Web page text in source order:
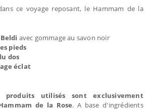
ce voyage reposant, le Hammam de la
avec gommage au savon noir
pieds
dos
éclat
produits utilisés sont exclusivement
de la Rose. A base d'ingrédients